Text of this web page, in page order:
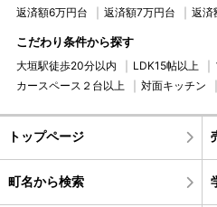
返済額6万円台 返済額7万円台 返済
こだわり条件から探す
大垣駅徒歩20分以内 LDK15帖以上
カースペース２台以上
対面キッチン
トップページ
町名から検索